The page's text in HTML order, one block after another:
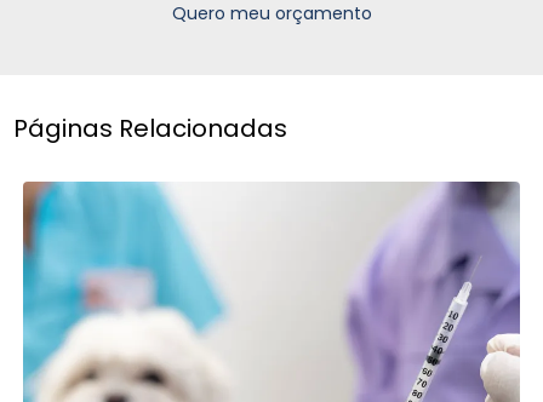
Quero meu orçamento
Páginas Relacionadas